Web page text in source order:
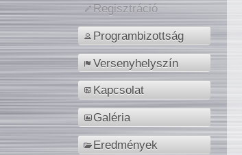
Regisztráció
Programbizottság
Versenyhelyszín
Kapcsolat
Galéria
Eredmények